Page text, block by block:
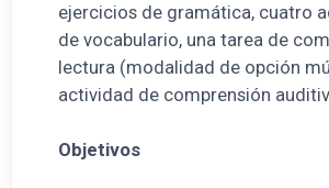
ejercicios de gramática, cuatro
de vocabulario, una tarea de
lectura (modalidad de opción
actividad de comprensión
Objetivos